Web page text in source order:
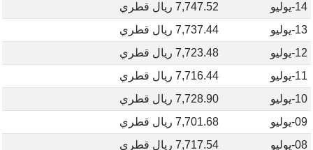
14-يوليو
7,747.52 ريال قطري
13-يوليو
7,737.44 ريال قطري
12-يوليو
7,723.48 ريال قطري
11-يوليو
7,716.44 ريال قطري
10-يوليو
7,728.90 ريال قطري
09-يوليو
7,701.68 ريال قطري
08-يوليو
7,717.54 ريال قطري